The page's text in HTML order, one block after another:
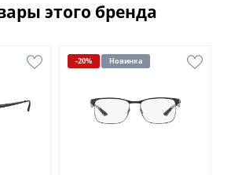
этого бренда
-20% Новинка